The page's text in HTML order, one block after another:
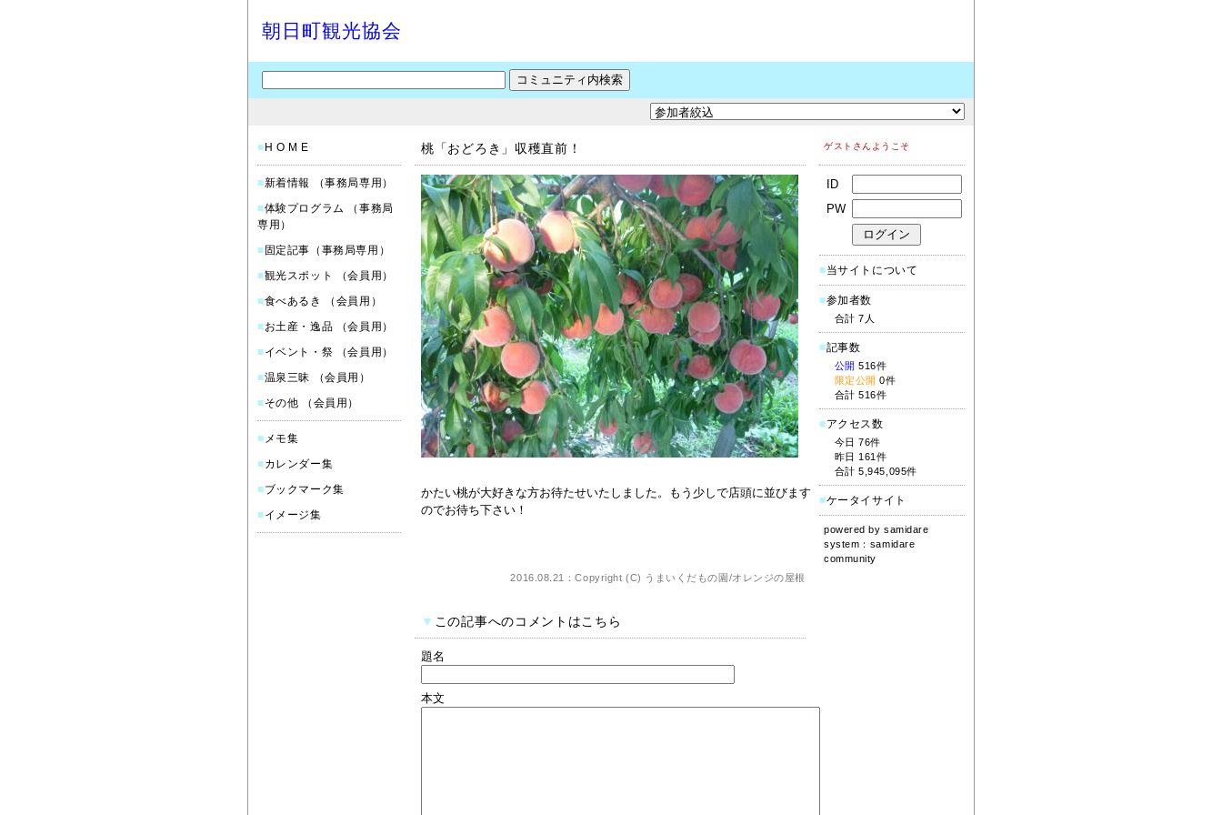
朝日町観光協会
■ H O M E
■新着情報 （事務局専用）
■体験プログラム （事務局
専用）
■ 固定記事（事務局専用）
■観光スポット （会員用）
■食べあるき （会員用）
■お土産・逸品 （会員用）
■イベント・祭 （会員用）
■温泉三昧 （会員用）
■その他 （会員用）
■ メモ集
■カレンダー集
■ブックマーク集
■イメージ集
桃「おどろき」収穫直前！
かたい桃が大好きな方お待たせいたしました。もう少しで店頭に並びます
のでお待ち下さい！
2016.08.21：Copyright (C) うまいくだもの園/オレンジの屋根
▼ この記事へのコメントはこちら
題名
本文
ゲストさんようこそ
ID
PW
■当サイトについて
■参加者数
合計 7人
■記事数
公開 516件
限定公開 0件
合計 516件
■アクセス数
今日 76件
昨日 161件
合計 5,945,095件
■ケータイサイト
powered bysamidare
system： samidare
community